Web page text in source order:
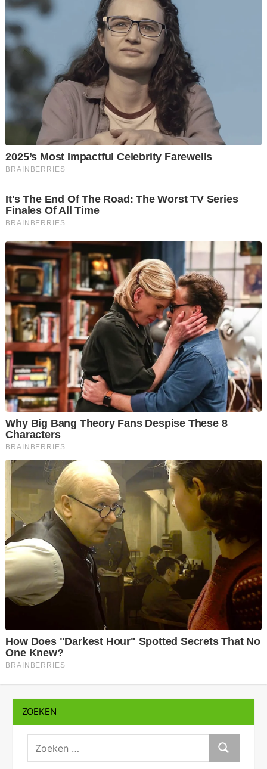
ZOEKEN
zoeken:
Zoeken